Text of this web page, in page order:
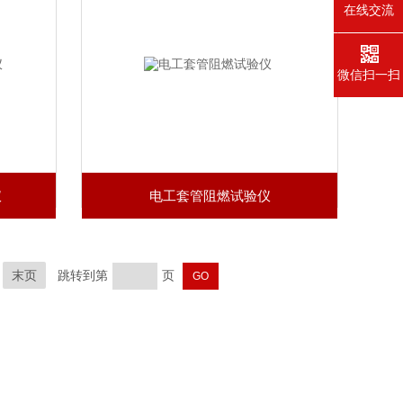
电工套管阻燃试验仪
末页 跳转到第 页
在线交流
微信扫一扫